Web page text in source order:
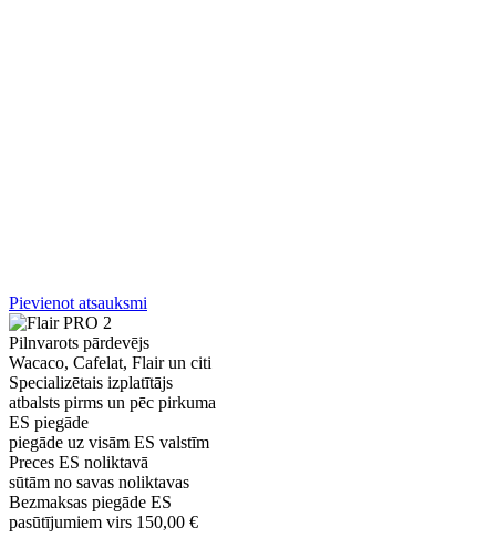
Pievienot atsauksmi
Pilnvarots pārdevējs
Wacaco, Cafelat, Flair un citi
Specializētais izplatītājs
atbalsts pirms un pēc pirkuma
ES piegāde
piegāde uz visām ES valstīm
Preces ES noliktavā
sūtām no savas noliktavas
Bezmaksas piegāde ES
pasūtījumiem virs 150,00 €